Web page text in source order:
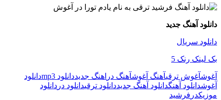
دانلود آهنگ جدید
دانلود سریال
بک لینک رنک 5
آغوشآغوش ترقیآهنگ آغوشآهنگ در اهنگ جدیددانلود mp3
دانلود
آغوشدانلود آهنگدانلود آهنگ جدیددانلود ترقیدانلود در دانلود
موزیکدر فرشید